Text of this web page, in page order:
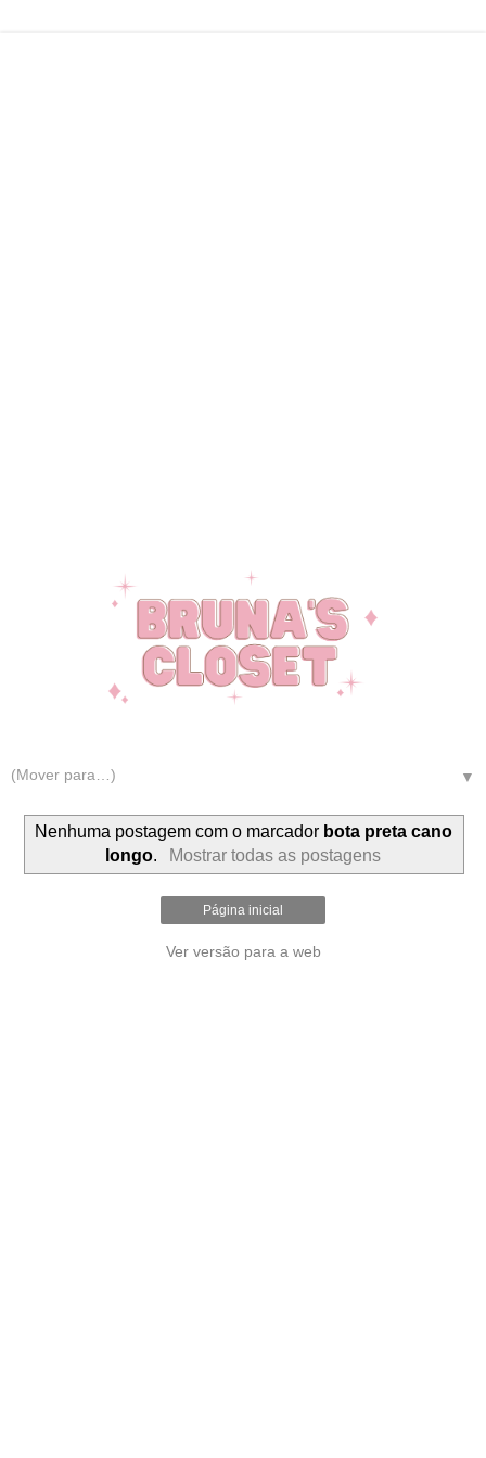
▼
Nenhuma postagem com o marcador bota preta cano
longo. Mostrar todas as postagens
Página inicial
Ver versão para a web